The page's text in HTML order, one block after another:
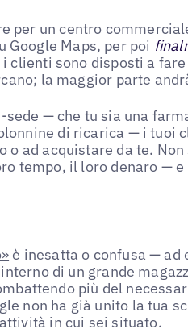
per un centro
Google Maps, per poi
clienti sono disposti a
la maggior parte
— che tu sia una
di ricarica — i tuoi
o ad acquistare da te.
tempo, il loro denaro —
è inesatta o confusa — ad
di un grande
più del
non ha già unito la tua
in cui sei situato.